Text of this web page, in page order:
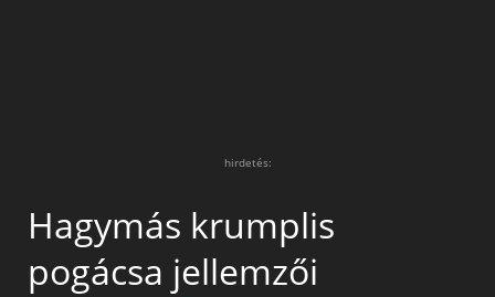
hirdetés:
Hagymás krumplis
pogácsa jellemzői